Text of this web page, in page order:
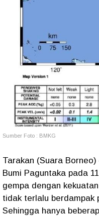
Sumber Foto : BMKG
Tarakan (Suara
Bumi Paguntaka pada
gempa dengan
tidak terlalu
Sehingga hanya